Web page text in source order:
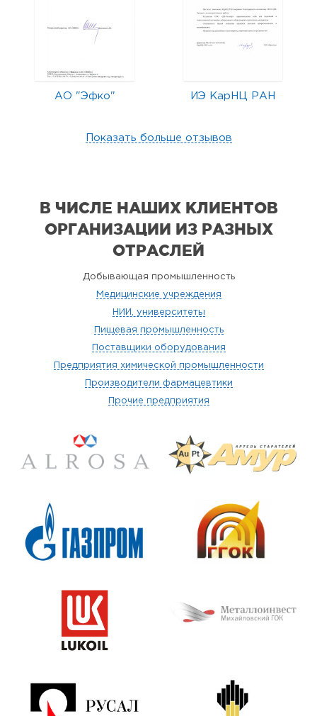
АО "Эфко" ИЭ КарНЦ РАН
Показать больше отзывов
В ЧИСЛЕ НАШИХ КЛИЕНТОВ
ОРГАНИЗАЦИИ ИЗ РАЗНЫХ
ОТРАСЛЕЙ
Добывающая промышленность
Медицинские учреждения
НИИ, университеты
Пищевая промышленность
Поставщики оборудования
Предприятия химической промышленности
Производители фармацевтики
Прочие предприятия